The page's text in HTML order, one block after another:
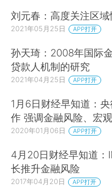
刘元春：高度关注区
2021年05月25日 APP打开
孙天琦：2008年国际
贷款人机制的研究
2021年04月25日 APP打开
1月6日财经早知道：
作 强调金融风险、宏
2020年01月06日 APP打开
4月20日财经早知道：
长推升金融风险
2017年04月20日 APP打开